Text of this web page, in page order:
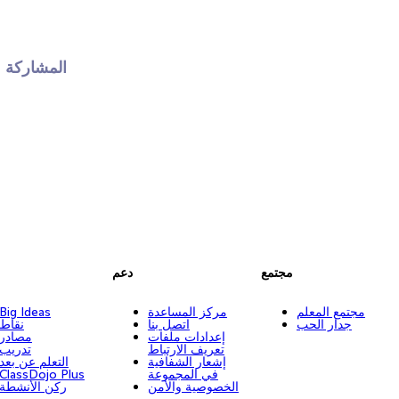
Ideas
التعلم عن
Plus
ركن
دعم
مركز المساعدة
اتصل بنا
إعدادات ملفات
تعريف الارتباط
إشعار الشفافية
في المجموعة
الخصوصية والأمن
مجتمع
مجتمع المعلم
جدار الحب